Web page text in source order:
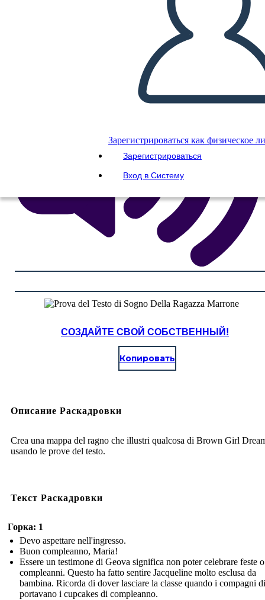
Зарегистрироваться как физическое
Зарегистрироваться
Вход в Систему
ВОСПРОИЗВЕСТИ СЛАЙД-ШОУ
ПОЧИТАЙ МНЕ
СОЗДАЙТЕ СВОЙ СОБСТВЕННЫЙ!
Копировать
Описание Раскадровки
Crea una mappa del ragno che illustri qualcosa di Brown Girl
usando le prove del testo.
Текст Раскадровки
Горка: 1
Devo aspettare nell'ingresso.
Buon compleanno, Maria!
Essere un testimone di Geova significa non poter celebrare feste o
compleanni. Questo ha fatto sentire Jacqueline molto esclusa da
bambina. Ricorda di dover lasciare la classe quando i compagni
portavano i cupcakes di compleanno.